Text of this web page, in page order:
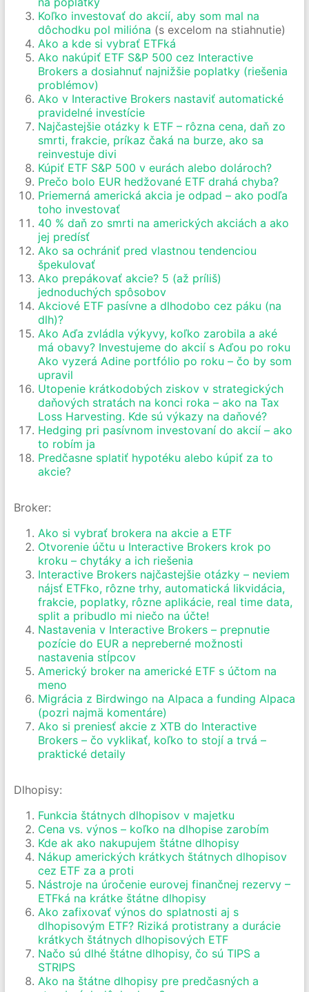
Koľko investovať do akcií, aby som mal na
dôchodku pol milióna (s excelom na stiahnutie)
Ako a kde si vybrať ETFká
Ako nakúpiť ETF S&P 500 cez Interactive
Brokers a dosiahnuť najnižšie poplatky (riešenia
problémov)
Ako v Interactive Brokers nastaviť automatické
pravidelné investície
Najčastejšie otázky k ETF – rôzna cena, daň zo
smrti, frakcie, príkaz čaká na burze, ako sa
reinvestuje divi
Kúpiť ETF S&P 500 v eurách alebo dolároch?
Prečo bolo EUR hedžované ETF drahá chyba?
Priemerná americká akcia je odpad – ako podľa
toho investovať
40 % daň zo smrti na amerických akciách a ako
jej predísť
Ako sa ochrániť pred vlastnou tendenciou
špekulovať
Ako prepákovať akcie? 5 (až príliš)
jednoduchých spôsobov
Akciové ETF pasívne a dlhodobo cez páku (na
dlh)?
Ako Aďa zvládla výkyvy, koľko zarobila a aké
má obavy? Investujeme do akcií s Aďou po roku
Ako vyzerá Adine portfólio po roku – čo by som
upravil
Utopenie krátkodobých ziskov v strategických
daňových stratách na konci roka – ako na Tax
Loss Harvesting. Kde sú výkazy na daňové?
Hedging pri pasívnom investovaní do akcií – ako
to robím ja
Predčasne splatiť hypotéku alebo kúpiť za to
akcie?
Broker:
Ako si vybrať brokera na akcie a ETF
Otvorenie účtu u Interactive Brokers krok po
kroku – chytáky a ich riešenia
Interactive Brokers najčastejšie otázky – neviem
nájsť ETFko, rôzne trhy, automatická likvidácia,
frakcie, poplatky, rôzne aplikácie, real time data,
split a pribudlo mi niečo na účte!
Nastavenia v Interactive Brokers – prepnutie
pozície do EUR a nepreberné možnosti
nastavenia stĺpcov
Americký broker na americké ETF s účtom na
meno
Migrácia z Birdwingo na Alpaca a funding Alpaca
(pozri najmä komentáre)
Ako si preniesť akcie z XTB do Interactive
Brokers – čo vyklikať, koľko to stojí a trvá –
praktické detaily
Dlhopisy:
Funkcia štátnych dlhopisov v majetku
Cena vs. výnos – koľko na dlhopise zarobím
Kde ak ako nakupujem štátne dlhopisy
Nákup amerických krátkych štátnych dlhopisov
cez ETF za a proti
Nástroje na úročenie eurovej finančnej rezervy –
ETFká na krátke štátne dlhopisy
Ako zafixovať výnos do splatnosti aj s
dlhopisovým ETF? Riziká protistrany a durácie
krátkych štátnych dlhopisových ETF
Načo sú dlhé štátne dlhopisy, čo sú TIPS a
STRIPS
Ako na štátne dlhopisy pre predčasných a